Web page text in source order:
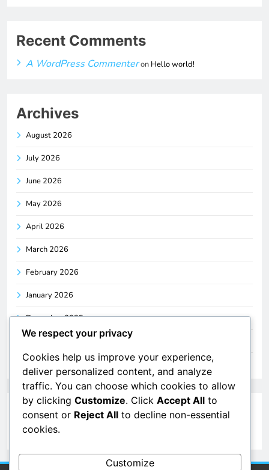
Recent Comments
A WordPress Commenteron Hello world!
Archives
August 2026
July 2026
June 2026
May 2026
April 2026
March 2026
February 2026
January 2026
December 2025
November 2025
October 2025
Categories
Uncategorized
We respect your privacy
Cookies help us improve your experience,
deliver personalized content, and analyze
traffic. You can choose which cookies to allow
by clicking Customize. Click Accept All to
consent or Reject All to decline non-essential
cookies.
Customize